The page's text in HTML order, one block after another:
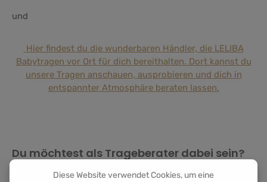
und
Hier findest du die wunderbaren Händler, die LELIBA
Babytragen vor Ort für dich bereithalten. Dort kannst du
unsere Tragen anschauen, ausprobieren und dich in
entspannter Atmosphäre beraten lassen.
Du möchtest als Trageberater dabei sein?
Jeden Tag suchen Familien nach einer Trageberatung in
Diese Website verwendet Cookies, um eine